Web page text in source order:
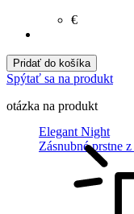
Elegant Night
Zásnubné prstne
€
Pridať do košíka
Spýtať sa na produkt
otázka na produkt